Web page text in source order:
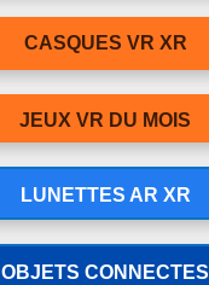
CASQUES VR XR
JEUX VR DU MOIS
LUNETTES AR XR
OBJETS CONNECTES